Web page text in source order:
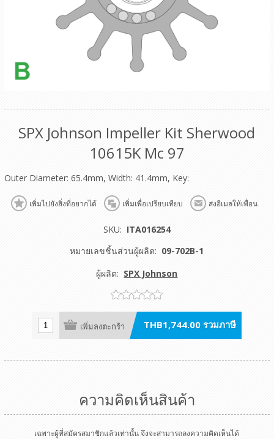
SPX Johnson Impeller Kit Sherwood
10615K Mc 97
Outer Diameter: 65.4mm, Width: 41.4mm, Key:
เพิ่มไปยังสิ่งที่อยากได้ เพิ่มเพื่อเปรียบเทียบ ส่งอีเมลให้เพื่อน
SKU: ITA016254
หมายเลขชิ้นส่วนผู้ผลิต: 09-702B-1
ผู้ผลิต: SPX Johnson
เพิ่มลงตะกร้า THB1,744.00 รวมภาษี
ความคิดเห็นสินค้า
เฉพาะผู้ที่สมัครสมาชิกแล้วเท่านั้น จึงจะสามารถลงความคิดเห็นได้